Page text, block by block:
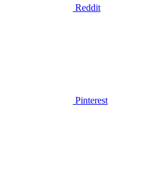
Reddit
Pinterest